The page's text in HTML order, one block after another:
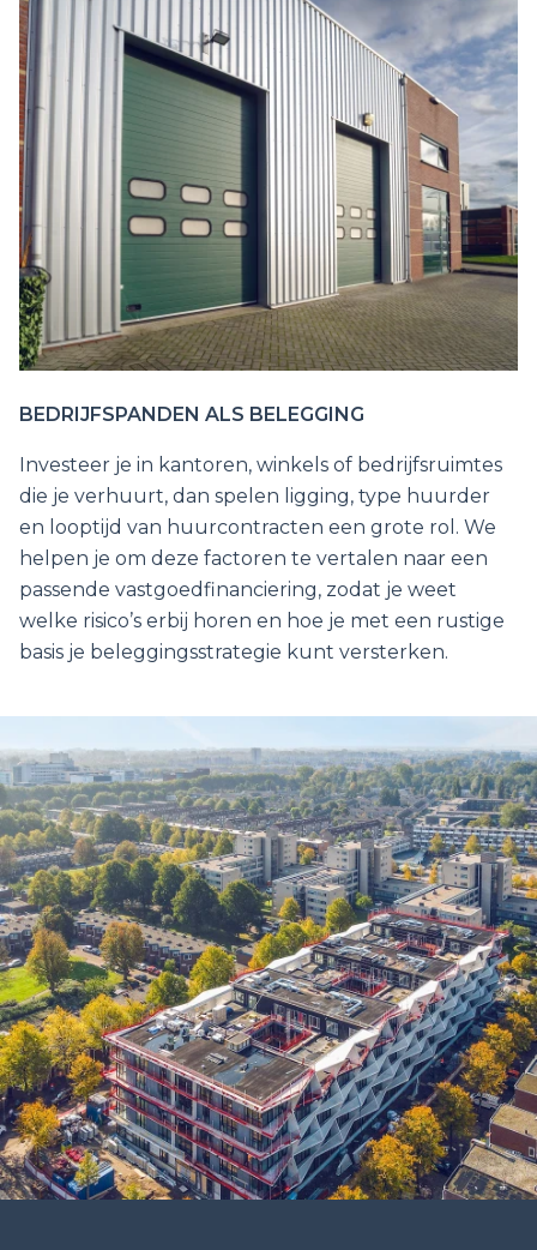
BEDRIJFSPANDEN ALS BELEGGING
Investeer je in kantoren, winkels of bedrijfsruimtes
die je verhuurt, dan spelen ligging, type huurder
en looptijd van huurcontracten een grote rol. We
helpen je om deze factoren te vertalen naar een
passende vastgoedfinanciering, zodat je weet
welke risico’s erbij horen en hoe je met een rustige
basis je beleggingsstrategie kunt versterken.